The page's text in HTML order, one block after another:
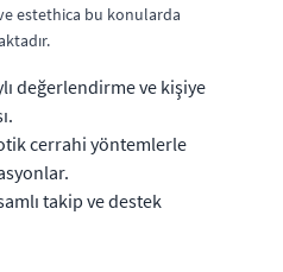
estethica bu konularda
değerlendirme ve kişiye
cerrahi yöntemlerle
takip ve destek